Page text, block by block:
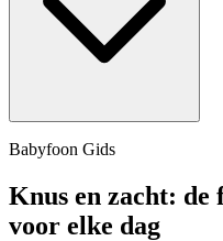
Babyfoon Gids
Knus en zacht: de
voor elke dag